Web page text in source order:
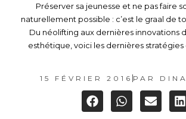
Préserver sa jeunesse et ne pas faire
naturellement possible : c’est le graal de
Du néolifting aux dernières innovations
esthétique, voici les dernières stratégies
15 FÉVRIER 2016 PAR